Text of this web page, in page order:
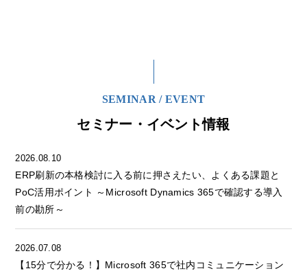
SEMINAR / EVENT
セミナー・イベント情報
2026.08.10
ERP刷新の本格検討に入る前に押さえたい、よくある課題と
PoC活用ポイント ～Microsoft Dynamics 365で確認する導入
前の勘所～
2026.07.08
【15分で分かる！】Microsoft 365で社内コミュニケーション